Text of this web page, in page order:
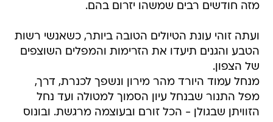
מזה חודשים רבים שמשהו יזרום בהם.
ועתה זוהי עונת הטיולים הטובה ביותר, כשאנשי רשות
הטבע והגנים תיעדו את הזרימות והמפלים השוצפים
של הצפון.
מנחל עמוד היורד מהר מירון ונשפך לכנרת, דרך,
מפל התנור שבנחל עיון הסמוך למטולה ועד נחל
הזוויתן שבגולן - הכל זורם ובעוצמה מרגשת. ובונוס